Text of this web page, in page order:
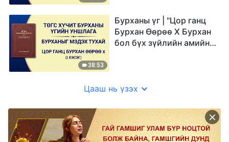
38:53
Бурханы үг | "Цор ганц
Бурхан Өөрөө X Бурхан
бол бүх зүйлийн амийн
Цааш нь үзэх